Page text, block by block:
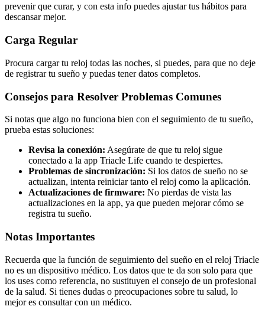
prevenir que curar, y con esta info puedes ajustar tus hábitos para
descansar mejor.
Carga Regular
Procura cargar tu reloj todas las noches, si puedes, para que no deje
de registrar tu sueño y puedas tener datos completos.
Consejos para Resolver Problemas Comunes
Si notas que algo no funciona bien con el seguimiento de tu sueño,
prueba estas soluciones:
Revisa la conexión: Asegúrate de que tu reloj sigue
conectado a la app Triacle Life cuando te despiertes.
Problemas de sincronización: Si los datos de sueño no se
actualizan, intenta reiniciar tanto el reloj como la aplicación.
Actualizaciones de firmware: No pierdas de vista las
actualizaciones en la app, ya que pueden mejorar cómo se
registra tu sueño.
Notas Importantes
Recuerda que la función de seguimiento del sueño en el reloj Triacle
no es un dispositivo médico. Los datos que te da son solo para que
los uses como referencia, no sustituyen el consejo de un profesional
de la salud. Si tienes dudas o preocupaciones sobre tu salud, lo
mejor es consultar con un médico.